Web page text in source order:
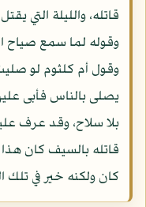
قاتله، والليلة التي
وقوله لما سمع صياح
وقول أم كلثوم لو
يصلى بالناس فأبى
بلا سلاح، وقد عرف
قاتله بالسيف كان
كان ولكنه خير في تلك